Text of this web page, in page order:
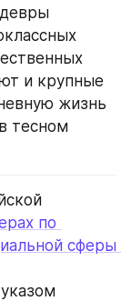
и крупные
жизнь
тесном
по
сферы